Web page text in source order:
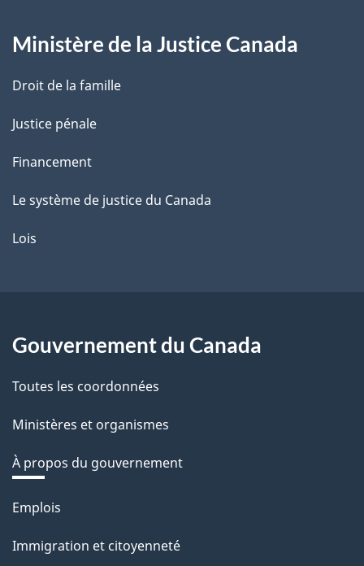
e
Ministère de la Justice Canada
Droit de la famille
Justice pénale
Financement
Le système de justice du Canada
Lois
Gouvernement du Canada
Toutes les coordonnées
Ministères et organismes
À propos du gouvernement
Thèmes
sujets
Emplois
Immigration et citoyenneté